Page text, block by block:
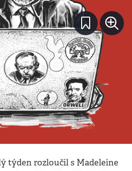
domů
New Yorker: Kolik
vyhnaly
týden rozloučil s Madeleine